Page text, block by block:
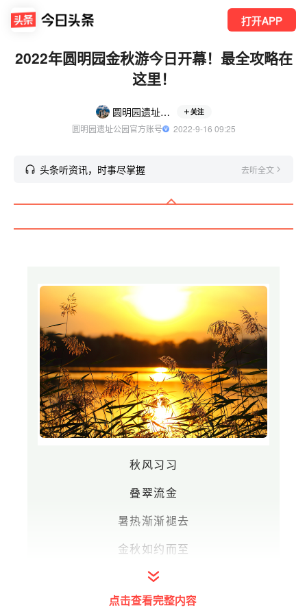
打开APP
2022年圆明园金秋游今日开幕！最全攻略在
这里！
圆明园遗址公园 关注
圆明园遗址公园官方账号
  2022-9-16 09:25
头条听资讯，时事尽掌握 去听全文
秋风习习
叠翠流金
暑热渐渐褪去
金秋如约而至
2022年
圆明园金秋游
点击查看完整内容